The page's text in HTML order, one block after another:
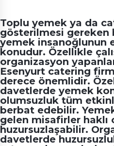
Toplu yemek ya da
gösterilmesi gereken
yemek insanoğlunun
konudur. Özellikle
organizasyon
Esenyurt catering
derece önemlidir.
davetlerde yemek
olumsuzluk tüm
berbat edebilir.
gelen misafirler haklı
huzursuzlaşabilir.
davetlerde